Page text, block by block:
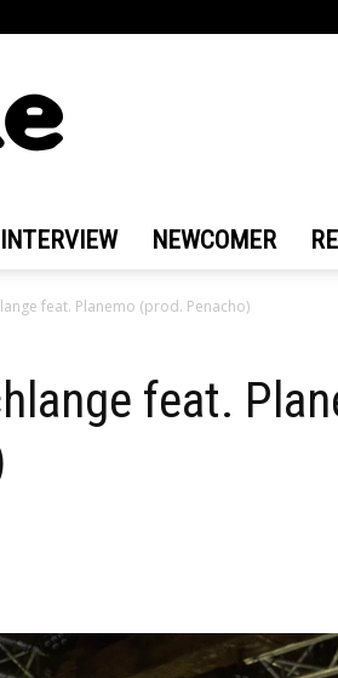
INTERVIEW NEWCOMER
feat. Planemo (prod. Penacho)
feat.